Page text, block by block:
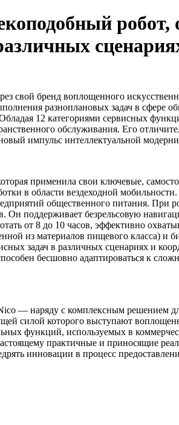
свой бренд воплощенного
разноплановых задач в сфере
12 категориями сервисных
обслуживания. Его
импульс интеллектуальной
применила свои ключевые,
в области вездеходной
общественного питания. При
поддерживает безрельсовую
от 8 до 10 часов, эффективно
из материалов пищевого класса)
задач в различных сценариях и
бесшовно адаптироваться к
— наряду с комплексным решением
силой которого выступают
функций, используемых в
практичные и приносящие
инновации в процесс